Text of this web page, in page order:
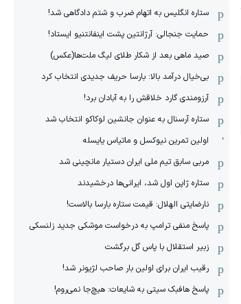
ستاره انگلیس به اتهام ضرب و شتم دادگاهی شد!
حمایت جنجالی: آرژانتین پشت اینفانتنیو ایستاد!
صید ماهی بعد از شکار طلای لیگ ملت‌ها(عکس)
بی‌خیال درآمد بالا: بارسا حریف جدیدی انتخاب کرد
آرزومندی گارد خلاقش را به آبادان برد!
ستاره آرسنال به عنوان جانشین لوکاکو انتخاب شد
اولین تمرین نیوکسل و ماتیاس یایسله
مربی سابق تیم ملی ایران دستیار مانچینی شد
ستاره ژاپن اول شد، ایرانی‌ها درخشیدند
نارضایتی الهلال: قیمت ستاره بارسا بالاست!
پاسخ منفی ترامپ به درخواست موشکی جدید زلنسکی
زبیر استقلال با پاس گل برگشت
رقیب ایران برای اولین بار صاحب لژیونر شد!
پاسخ هافبک سیتی به شایعات: هیچ‌جا نمی‌روم!